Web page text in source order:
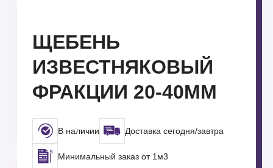
ЩЕБЕНЬ
ИЗВЕСТНЯКОВЫЙ
ФРАКЦИИ 20-40ММ
В наличии Доставка сегодня/завтра
Минимальный заказ от 1м3